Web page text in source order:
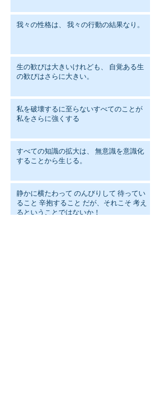
我々の性格は、 我々の行動の結果なり。
生の歓びは大きいけれども、 自覚ある生
の歓びはさらに大きい。
私を破壊するに至らないすべてのことが
私をさらに強くする
すべての知識の拡大は、 無意識を意識化
することから生じる。
静かに横たわって のんびりして 待ってい
ること 辛抱すること だが、それこそ 考え
るということではないか！